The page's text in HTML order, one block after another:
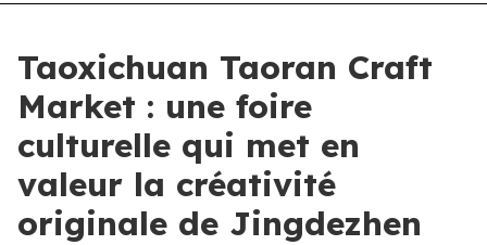
Taoxichuan Taoran Craft
Market : une foire
culturelle qui met en
valeur la créativité
originale de Jingdezhen